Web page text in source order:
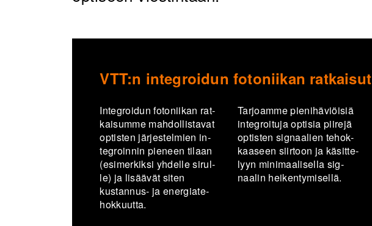
VTT:n integroidun fotoniikan ratkaisut
In­tegroi­dun fo­to­nii­kan rat­
kai­sum­me mah­dol­lis­ta­vat
op­tis­ten jär­jes­tel­mien in­
tegroin­nin pie­neen ti­laan
(esi­mer­kik­si yh­del­le si­rul­
le) ja li­sää­vät siten
kustannus-​ ja ener­gia­te­
hok­kuut­ta.
Tar­joam­me pie­ni­hä­viöi­siä
in­tegroi­tu­ja op­ti­sia pii­re­jä
op­tis­ten sig­naa­lien te­hok­
kaa­seen siir­toon ja kä­sit­te­
lyyn mi­ni­maa­li­sel­la sig­
naa­lin hei­ken­ty­mi­sel­lä.